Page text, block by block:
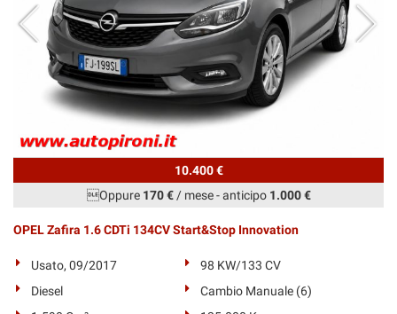
10.400 €
Oppure 170 €/ mese-anticipo 1.000 €
OPEL Zafira 1.6 CDTi 134CV Start&Stop Innovation
Usato, 09/2017
98 KW/133 CV
Diesel
Cambio Manuale (6)